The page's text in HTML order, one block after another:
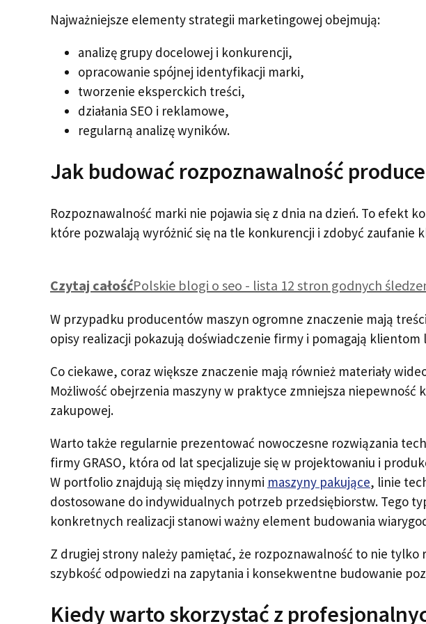
Najważniejsze elementy strategii marketingowej obejmują:
analizę grupy docelowej i konkurencji,
opracowanie spójnej identyfikacji marki,
tworzenie eksperckich treści,
działania SEO i reklamowe,
regularną analizę wyników.
Jak budować rozpoznawalność
Rozpoznawalność marki nie pojawia się z dnia na dzień. To efekt
które pozwalają wyróżnić się na tle konkurencji i zdobyć zaufanie
Czytaj całośćPolskie blogi o seo - lista 12 stron godnych
W przypadku producentów maszyn ogromne znaczenie mają
opisy realizacji pokazują doświadczenie firmy i pomagają
Co ciekawe, coraz większe znaczenie mają również materiały
Możliwość obejrzenia maszyny w praktyce zmniejsza niepewność
zakupowej.
Warto także regularnie prezentować nowoczesne rozwiązania
firmy GRASO, która od lat specjalizuje się w projektowaniu i
W portfolio znajdują się między innymi maszyny pakujące, linie
dostosowane do indywidualnych potrzeb przedsiębiorstw. Tego
konkretnych realizacji stanowi ważny element budowania
Z drugiej strony należy pamiętać, że rozpoznawalność to nie tylko
szybkość odpowiedzi na zapytania i konsekwentne budowanie
Kiedy warto skorzystać z